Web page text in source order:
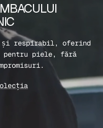
și respirabil, oferind
piele, fără